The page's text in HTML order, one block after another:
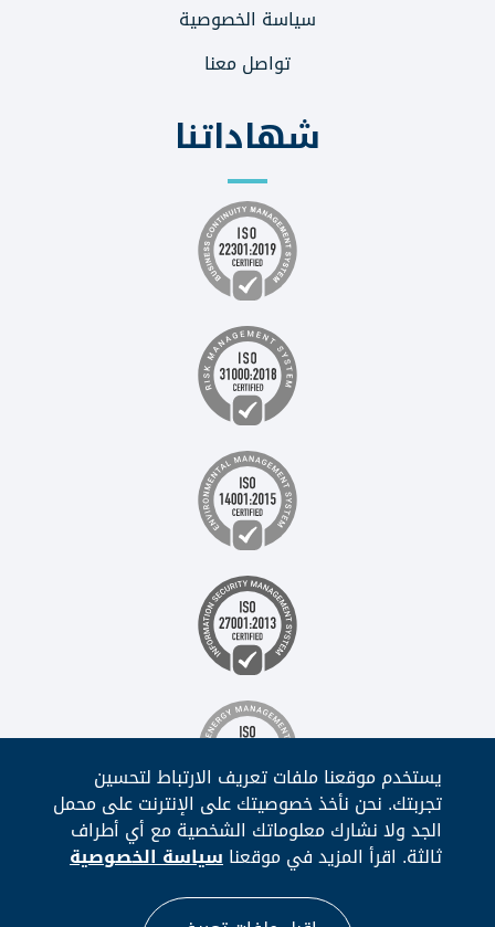
سياسة الخصوصية
تواصل معنا
شهاداتنا
يستخدم موقعنا ملفات تعريف الارتباط لتحسين
تجربتك. نحن نأخذ خصوصيتك على الإنترنت على محمل
الجد ولا نشارك معلوماتك الشخصية مع أي أطراف
ثالثة. اقرأ المزيد في موقعناسياسة الخصوصية